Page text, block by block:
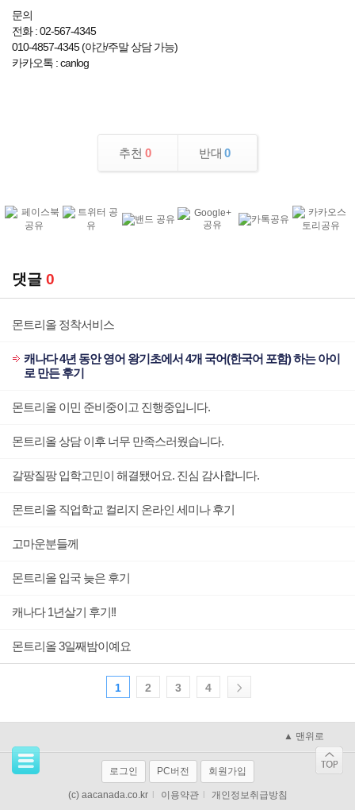
문의
전화 : 02-567-4345
010-4857-4345 (야간/주말 상담 가능)
카카오톡 : canlog
추천 0 반대 0
댓글 0
몬트리올 정착서비스
캐나다 4년 동안 영어 왕기초에서 4개 국어(한국어 포함) 하는 아이
로 만든 후기
몬트리올 이민 준비중이고 진행중입니다.
몬트리올 상담 이후 너무 만족스러웠습니다.
갈팡질팡 입학고민이 해결됐어요. 진심 감사합니다.
몬트리올 직업학교 컬리지 온라인 세미나 후기
고마운분들께
몬트리올 입국 늦은 후기
캐나다 1년살기 후기!!
몬트리올 3일째밤이예요
1 2 3 4
▲ 맨위로
로그인 PC버전 회원가입
(c) aacanada.co.kr 이용약관 개인정보취급방침